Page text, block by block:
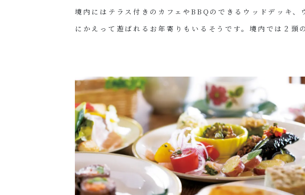
境内にはテラス付きのカフェやBBQのできるウッドデッキ
にかえって遊ばれるお年寄りもいるそうです。境内では２頭